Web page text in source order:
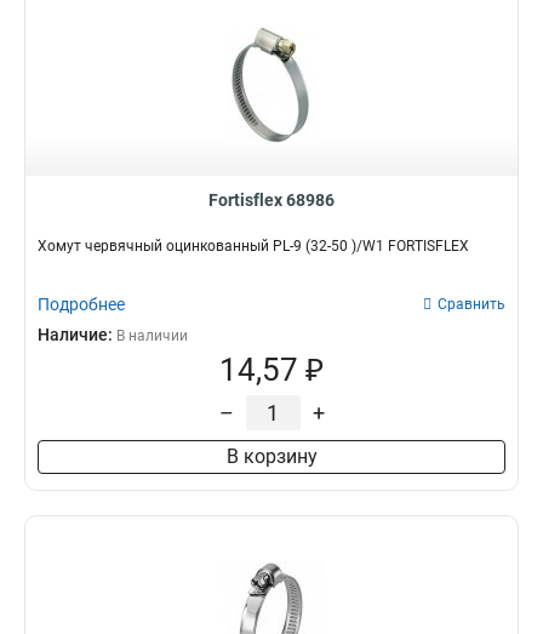
Fortisflex 68986
Хомут червячный оцинкованный PL-9 (32-50 )/W1 FORTISFLEX
Подробнее Сравнить
Наличие: В наличии
14,57 ₽
– +
В корзину